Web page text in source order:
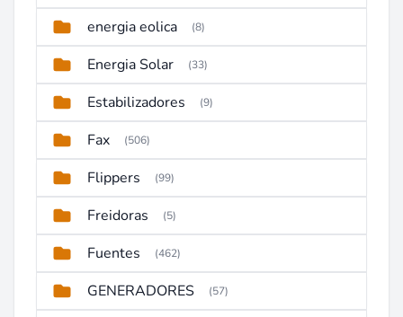
energia eolica (8)
Energia Solar (33)
Estabilizadores (9)
Fax (506)
Flippers (99)
Freidoras (5)
Fuentes (462)
GENERADORES (57)